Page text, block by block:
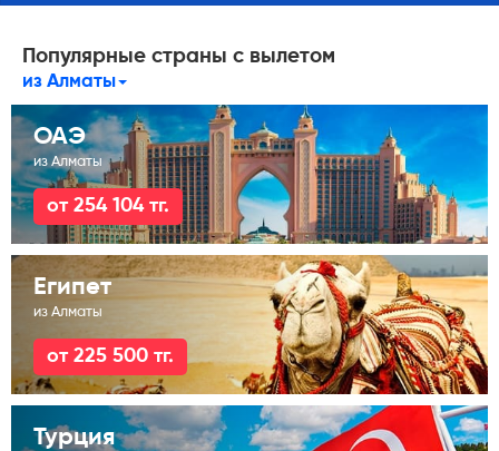
Популярные страны с вылетом
из Алматы
ОАЭ
из Алматы
от 254 104 тг.
Египет
из Алматы
от 225 500 тг.
Турция